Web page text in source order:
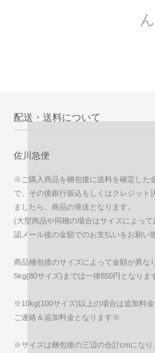
ん
配送・送料について
佐川急便
※ご購入商品を梱包後に送料を確定した
で、その後銀行振込もしくはクレジット
ましたら、商品の発送となります。
(大型商品や同梱の場合はサイズによっ
認メール後の金額でのお支払いをお願い
商品梱包後のサイズによって金額が異な
5kg(80サイズ)までは一律850円となりま
※10kg(100サイズ)以上の場合は追加料
ご連絡＆追加料金となります※
※サイズは梱包後の三辺の合計cmになり